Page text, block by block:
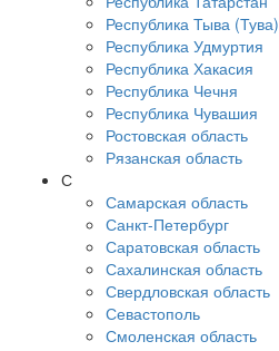
Республика Тыва (Тува)
Республика Удмуртия
Республика Хакасия
Республика Чечня
Республика Чувашия
Ростовская область
Рязанская область
С
Самарская область
Санкт-Петербург
Саратовская область
Сахалинская область
Свердловская область
Севастополь
Смоленская область